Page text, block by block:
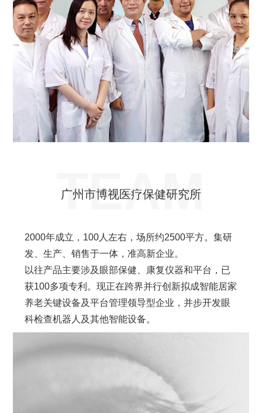
TEAM
广州市博视医疗保健研究所
2000年成立，100人左右，场所约2500平方。集研
发、生产、销售于一体，准高新企业。
以往产品主要涉及眼部保健、康复仪器和平台，已
获100多项专利。现正在跨界并行创新拟成智能居家
养老关键设备及平台管理领导型企业，并步开发眼
科检查机器人及其他智能设备。